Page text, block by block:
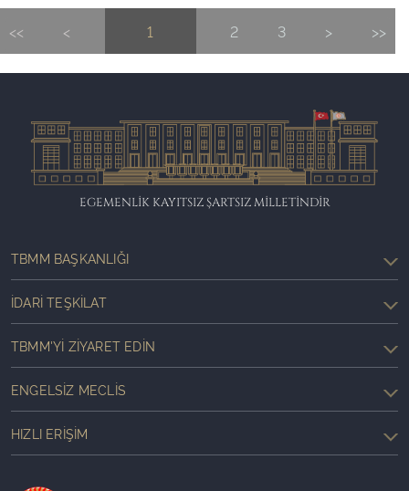
<< < 1 2 3 > >>
EGEMENLİK KAYITSIZ ŞARTSIZ MİLLETİNDİR
TBMM BAŞKANLIĞI
İDARI TEŞKILAT
TBMM'YI ZIYARET EDIN
ENGELSIZ MECLIS
HIZLI ERIŞIM